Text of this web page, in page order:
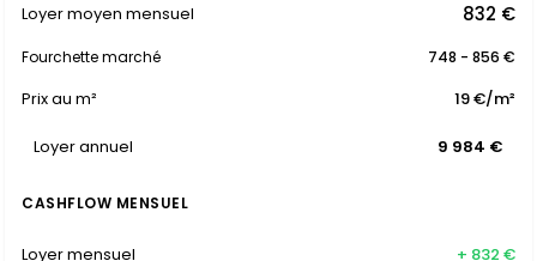
Loyer moyen mensuel 832 €
Fourchette marché 748 - 856 €
Prix au m² 19 €/m²
Loyer annuel 9 984 €
CASHFLOW MENSUEL
Loyer mensuel
+ 832 €